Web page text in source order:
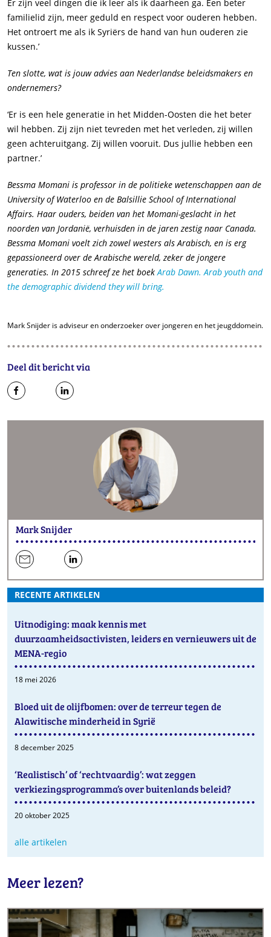
Er zijn veel dingen die ik leer als ik daarheen ga. Een beter
familielid zijn, meer geduld en respect voor ouderen hebben.
Het ontroert me als ik Syriërs de hand van hun ouderen zie
kussen.’
Ten slotte, wat is jouw advies aan Nederlandse beleidsmakers en
ondernemers?
‘Er is een hele generatie in het Midden-Oosten die het beter
wil hebben. Zij zijn niet tevreden met het verleden, zij willen
geen achteruitgang. Zij willen vooruit. Dus jullie hebben een
partner.’
Bessma Momani is professor in de politieke wetenschappen aan de
University of Waterloo en de Balsillie School of International
Affairs. Haar ouders, beiden van het Momani-geslacht in het
noorden van Jordanië, verhuisden in de jaren zestig naar Canada.
Bessma Momani voelt zich zowel westers als Arabisch, en is erg
gepassioneerd over de Arabische wereld, zeker de jongere
generaties. In 2015 schreef ze het boekArab Dawn. Arab youth and
the demographic dividend they will bring.
Mark Snijder is adviseur en onderzoeker over jongeren en het jeugddomein.
Deel dit bericht via
op
FacebookTwitter
op
LinkedIn
Mark Snijder
een
e-
mail
op
Twitter
hen
op
LinkedIn
RECENTE ARTIKELEN
Uitnodiging: maak kennis met
duurzaamheidsactivisten, leiders en vernieuwers uit de
MENA-regio
18 mei 2026
Bloed uit de olijfbomen: over de terreur tegen de
Alawitische minderheid in Syrië
8 december 2025
‘Realistisch’ of ‘rechtvaardig’: wat zeggen
verkiezingsprogramma’s over buitenlands beleid?
20 oktober 2025
alle artikelen
Meer lezen?